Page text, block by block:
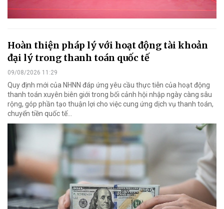
Hoàn thiện pháp lý với hoạt động tài khoản
đại lý trong thanh toán quốc tế
09/08/2026 11:29
Quy định mới của NHNN đáp ứng yêu cầu thực tiễn của hoạt động
thanh toán xuyên biên giới trong bối cảnh hội nhập ngày càng sâu
rộng, góp phần tạo thuận lợi cho việc cung ứng dịch vụ thanh toán,
chuyển tiền quốc tế...